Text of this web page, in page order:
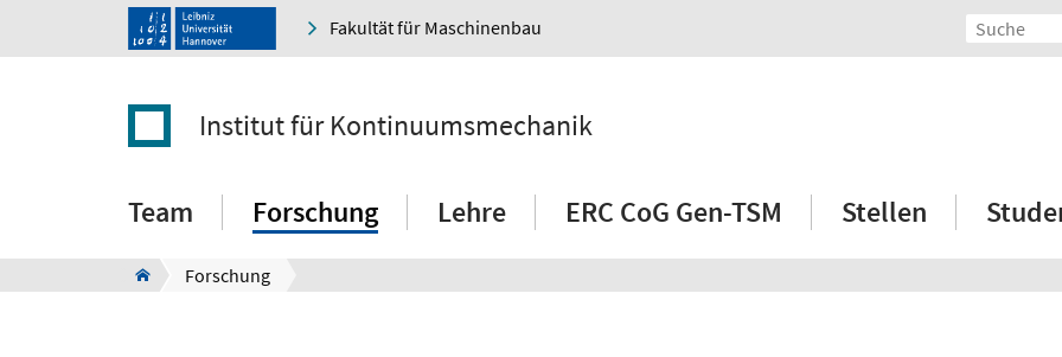
Fakultät für Maschinenbau
Institut für Kontinuumsmechanik
Team Forschung Lehre ERC CoG Gen-TSM Stellen
Forschung